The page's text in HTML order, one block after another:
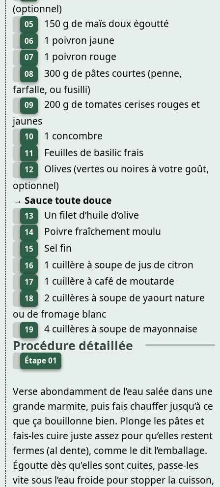
(optionnel)
05 150 g de maïs doux égoutté
06 1 poivron jaune
07 1 poivron rouge
08
300 g de pâtes courtes (penne,
farfalle, ou fusilli)
09
200 g de tomates cerises rouges et
jaunes
10 1 concombre
11 Feuilles de basilic frais
12
Olives (vertes ou noires à votre goût,
optionnel)
→ Sauce toute douce
13 Un filet d’huile d’olive
14 Poivre fraîchement moulu
15 Sel fin
16 1 cuillère à soupe de jus de citron
17 1 cuillère à café de moutarde
18
2 cuillères à soupe de yaourt nature
ou de fromage blanc
19 4 cuillères à soupe de mayonnaise
Procédure détaillée
Étape 01
Verse abondamment de l’eau salée dans une
grande marmite, puis fais chauffer jusqu’à ce
que ça bouillonne bien. Plonge les pâtes et
fais-les cuire juste assez pour qu’elles restent
fermes (al dente), comme le dit l’emballage.
Égoutte dès qu'elles sont cuites, passe-les
vite sous l’eau froide pour stopper la cuisson,